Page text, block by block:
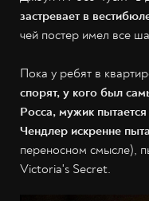
застревает в
чей постер имел все
Пока у ребят в
спорят, у кого был
Росса, мужик
Чендлер искренне
переносном смысле),
Victoria's Secret.